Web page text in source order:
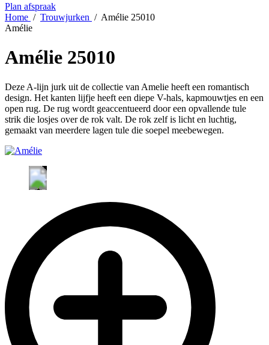
Plan afspraak
Home / Trouwjurken / Amélie 25010
Amélie
Amélie 25010
Deze A-lijn jurk uit de collectie van Amelie heeft een romantisch
design. Het kanten lijfje heeft een diepe V-hals, kapmouwtjes en een
open rug. De rug wordt geaccentueerd door een opvallende tule
strik die losjes over de rok valt. De rok zelf is licht en luchtig,
gemaakt van meerdere lagen tule die soepel meebewegen.